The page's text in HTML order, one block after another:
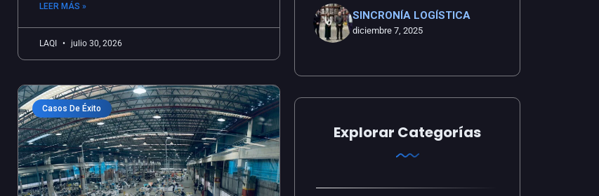
LEER MÁS »
LAQI julio 30, 2026
Casos De Éxito
SINCRONÍA LOGÍSTICA
diciembre 7, 2025
Explorar Categorías